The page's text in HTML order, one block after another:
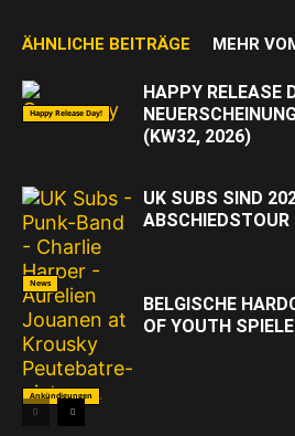
ÄHNLICHE BEITRÄGE MEHR
Happy Release Day!
HAPPY RELEASE
(KW32, 2026)
Ankündigungen
UK SUBS SIND
ABSCHIEDSTOUR
News
BELGISCHE
OF YOUTH